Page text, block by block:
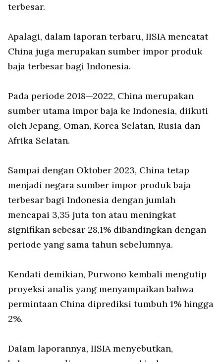
terbesar.
Apalagi, dalam laporan terbaru, IISIA mencatat
China juga merupakan sumber impor produk
baja terbesar bagi Indonesia.
Pada periode 2018—2022, China merupakan
sumber utama impor baja ke Indonesia, diikuti
oleh Jepang, Oman, Korea Selatan, Rusia dan
Afrika Selatan.
Sampai dengan Oktober 2023, China tetap
menjadi negara sumber impor produk baja
terbesar bagi Indonesia dengan jumlah
mencapai 3,35 juta ton atau meningkat
signifikan sebesar 28,1% dibandingkan dengan
periode yang sama tahun sebelumnya.
Kendati demikian, Purwono kembali mengutip
proyeksi analis yang menyampaikan bahwa
permintaan China diprediksi tumbuh 1% hingga
2%.
Dalam laporannya, IISIA menyebutkan,